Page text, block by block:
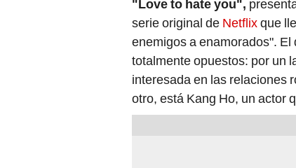
"Love to hate you",
serie original de Netflixque
enemigos a enamorados".
totalmente opuestos: por un
interesada en las relaciones
otro, está Kang Ho, un actor